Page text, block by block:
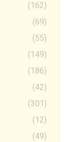
(162)
(69)
(55)
(149)
(186)
(42)
(301)
(12)
(49)